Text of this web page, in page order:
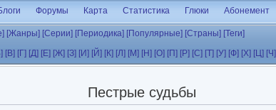
Форумы Карта Статистика Глюки Абонемент
[Жанры] [Серии] [Периодика] [Популярные] [Страны] [Теги]
[В] [Г] [Д] [Е] [Ж] [З] [И] [Й] [К] [Л] [М] [Н] [О] [П] [Р] [С] [Т] [У] [Ф] [Х] [Ц] [Ч]
Пестрые судьбы